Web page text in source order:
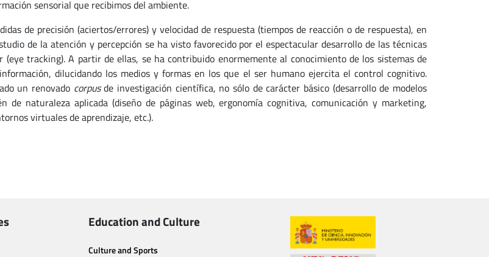
sensorial que recibimos del ambiente.
de precisión (aciertos/errores) y velocidad de respuesta (tiempos de reacción o de respuesta), en
de la atención y percepción se ha visto favorecido por el espectacular desarrollo de las técnicas
(eye tracking). A partir de ellas, se ha contribuido enormemente al conocimiento de los sistemas de
dilucidando los medios y formas en los que el ser humano ejercita el control cognitivo.
un renovado corpusde investigación científica, no sólo de carácter básico (desarrollo de modelos
de naturaleza aplicada (diseño de páginas web, ergonomía cognitiva, comunicación y marketing,
virtuales de aprendizaje, etc.).
Education and Culture
Culture and Sports